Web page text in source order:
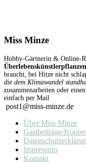
Miss Minze
Hobby-Gärtnerin & Online-
Überlebenskünstlerpflanzen
braucht, bei Hitze nicht
die dem Klimawandel
zusammenarbeiten oder
einfach per Mail
post1@miss-minze.de
Über Miss Minze
Gastbeiträge/
Impressum
Kontakt